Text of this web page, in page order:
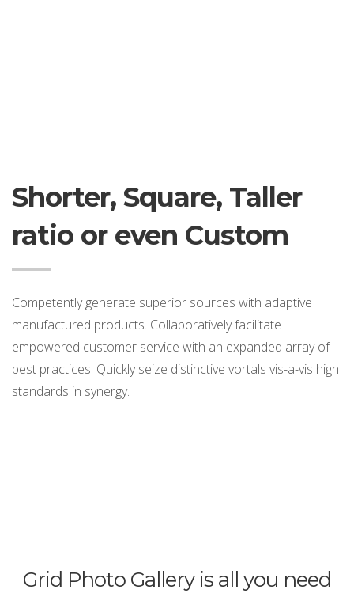
Shorter, Square, Taller
ratio or even Custom
Competently generate superior sources with adaptive
manufactured products. Collaboratively facilitate
empowered customer service with an expanded array of
best practices. Quickly seize distinctive vortals vis-a-vis high
standards in synergy.
Grid Photo Gallery is all you need